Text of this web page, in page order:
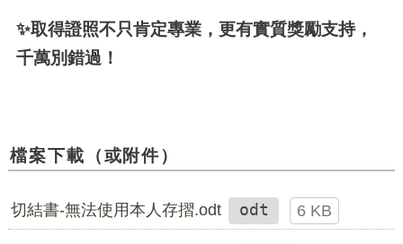
✨取得證照不只肯定專業，更有實質獎勵支持，
千萬別錯過！
檔案下載（或附件）
切結書-無法使用本人存摺.odt odt 6 KB